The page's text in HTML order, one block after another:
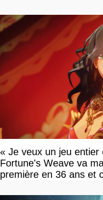
« Je veux un jeu
Fortune's Weave va
première en 36 ans et